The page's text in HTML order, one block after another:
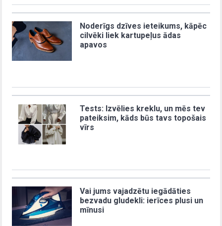
Noderīgs dzīves ieteikums, kāpēc
cilvēki liek kartupeļus ādas
apavos
Tests: Izvēlies kreklu, un mēs tev
pateiksim, kāds būs tavs topošais
vīrs
Vai jums vajadzētu iegādāties
bezvadu gludekli: ierīces plusi un
mīnusi